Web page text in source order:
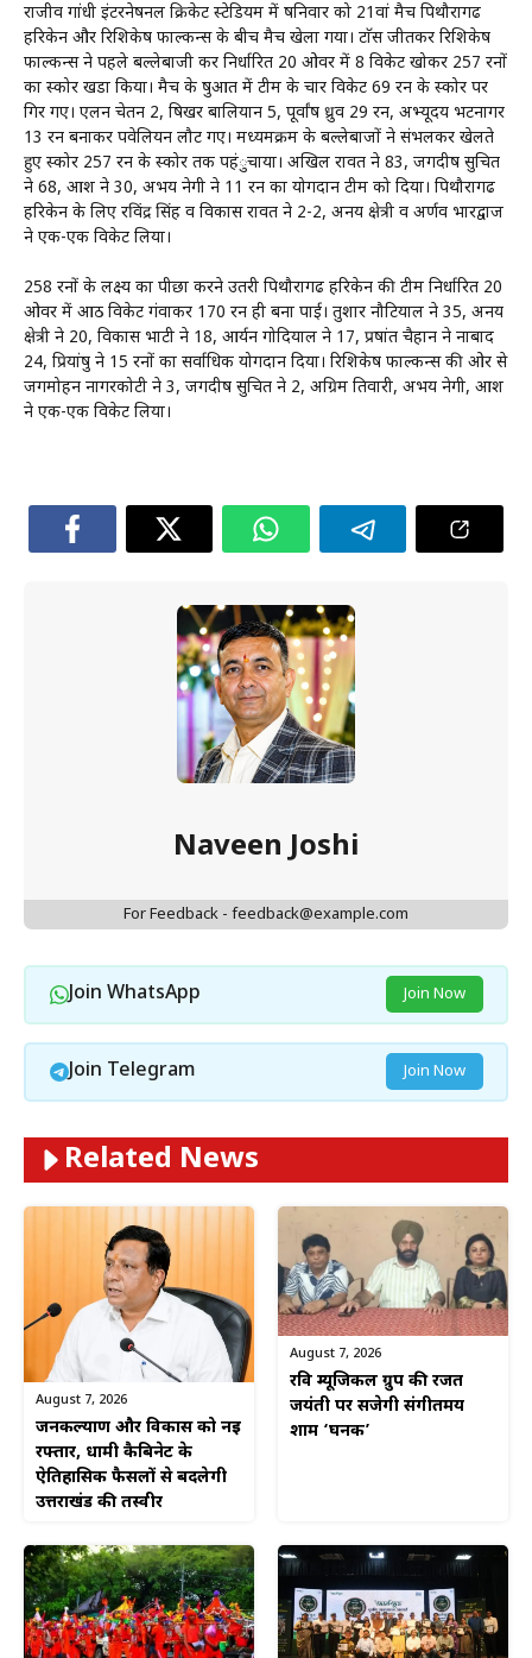
राजीव गांधी इंटरनेषनल क्रिकेट स्टेडियम में षनिवार को 21वां मैच पिथौरागढ
हरिकेन और रिशिकेष फाल्कन्स के बीच मैच खेला गया। टाॅस जीतकर रिशिकेष
फाल्कन्स ने पहले बल्लेबाजी कर निर्धारित 20 ओवर में 8 विकेट खोकर 257 रनों
का स्कोर खडा किया। मैच के षुरूआत में टीम के चार विकेट 69 रन के स्कोर पर
गिर गए। एलन चेतन 2, षिखर बालियान 5, पूर्वांष ध्रुव 29 रन, अभ्यूदय भटनागर
13 रन बनाकर पवेलियन लौट गए। मध्यमक्रम के बल्लेबाजों ने संभलकर खेलते
हुए स्कोर 257 रन के स्कोर तक पहंुचाया। अखिल रावत ने 83, जगदीष सुचित
ने 68, आरूश ने 30, अभय नेगी ने 11 रन का योगदान टीम को दिया। पिथौरागढ
हरिकेन के लिए रविंद्र सिंह व विकास रावत ने 2-2, अनय क्षेत्री व अर्णव भारद्वाज
ने एक-एक विकेट लिया।
258 रनों के लक्ष्य का पीछा करने उतरी पिथौरागढ हरिकेन की टीम निर्धारित 20
ओवर में आठ विकेट गंवाकर 170 रन ही बना पाई। तुशार नौटियाल ने 35, अनय
क्षेत्री ने 20, विकास भाटी ने 18, आर्यन गोदियाल ने 17, प्रषांत चैहान ने नाबाद
24, प्रियांषु ने 15 रनों का सर्वाधिक योगदान दिया। रिशिकेष फाल्कन्स की ओर से
जगमोहन नागरकोटी ने 3, जगदीष सुचित ने 2, अग्रिम तिवारी, अभय नेगी, आरूश
ने एक-एक विकेट लिया।
Naveen Joshi
For Feedback - feedback@example.com
Join WhatsApp Join Now
Join Telegram Join Now
Related News
August 7, 2026
जनकल्याण और विकास को नई
रफ्तार, धामी कैबिनेट के
ऐतिहासिक फैसलों से बदलेगी
उत्तराखंड की तस्वीर
August 7, 2026
रवि म्यूजिकल ग्रुप की रजत
जयंती पर सजेगी संगीतमय
शाम ‘घनक’